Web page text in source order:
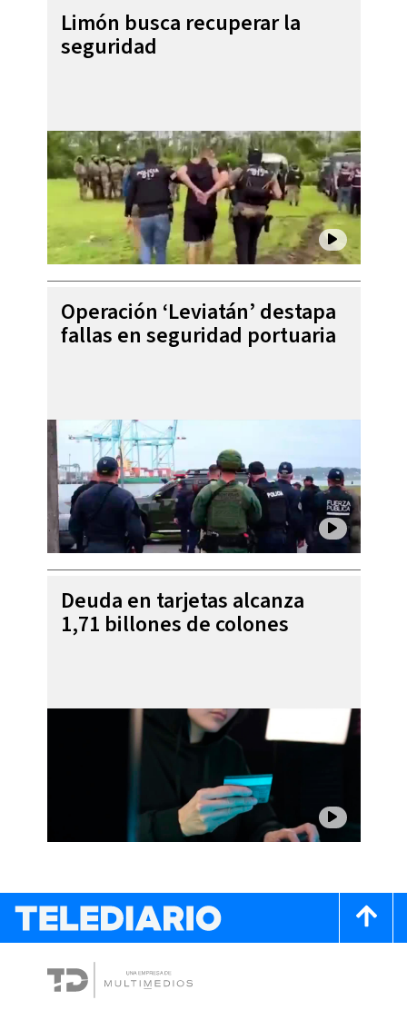
Limón busca recuperar la
seguridad
Operación ‘Leviatán’ destapa
fallas en seguridad portuaria
Deuda en tarjetas alcanza
1,71 billones de colones